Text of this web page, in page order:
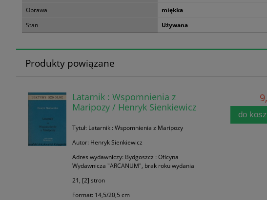
Oprawa
miękka
Stan
Używana
Produkty powiązane
Latarnik : Wspomnienia z
Maripozy / Henryk Sienkiewicz
Tytuł: Latarnik : Wspomnienia z Maripozy
Autor: Henryk Sienkiewicz
Adres wydawniczy: Bydgoszcz : Oficyna
Wydawnicza "ARCANUM", brak roku wydania
21, [2] stron
Format: 14,5/20,5 cm
do